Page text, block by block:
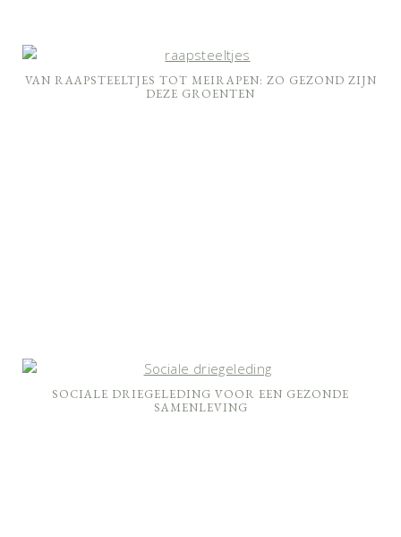
VAN RAAPSTEELTJES TOT MEIRAPEN: ZO GEZOND ZIJN
DEZE GROENTEN
SOCIALE DRIEGELEDING VOOR EEN GEZONDE
SAMENLEVING